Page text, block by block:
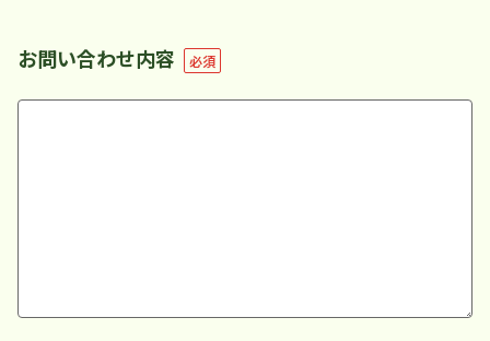
お問い合わせ内容 必須